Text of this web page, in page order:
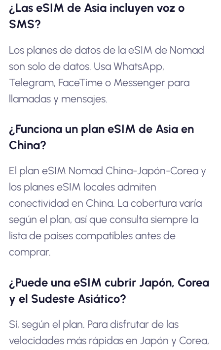
¿Las eSIM de Asia incluyen voz o
SMS?
Los planes de datos de la eSIM de Nomad
son solo de datos. Usa WhatsApp,
Telegram, FaceTime o Messenger para
llamadas y mensajes.
¿Funciona un plan eSIM de Asia en
China?
El plan eSIM Nomad China-Japón-Corea y
los planes eSIM locales admiten
conectividad en China. La cobertura varía
según el plan, así que consulta siempre la
lista de países compatibles antes de
comprar.
¿Puede una eSIM cubrir Japón, Corea
y el Sudeste Asiático?
Sí, según el plan. Para disfrutar de las
velocidades más rápidas en Japón y Corea,